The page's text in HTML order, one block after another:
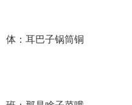
体：耳巴子锅筒铜